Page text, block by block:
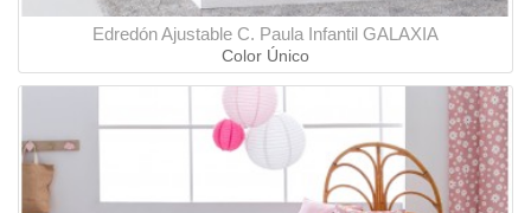
Edredón Ajustable C. Paula Infantil GALAXIA
Color Único